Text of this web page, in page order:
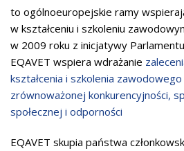
to ogólnoeuropejskie ramy
w kształceniu i szkoleniu
w 2009 roku z inicjatywy
EQAVET wspiera wdrażanie
kształcenia i szkolenia
zrównoważonej konkurencyjności,
społecznej i odporności
EQAVET skupia państwa